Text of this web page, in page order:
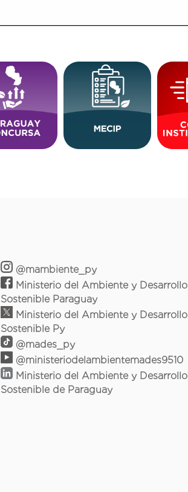
@mambiente_py
Ministerio del Ambiente y Desarrollo
Sostenible Paraguay
Ministerio del Ambiente y Desarrollo
Sostenible Py
@mades_py
@ministeriodelambientemades9510
Ministerio del Ambiente y Desarrollo
Sostenible de Paraguay